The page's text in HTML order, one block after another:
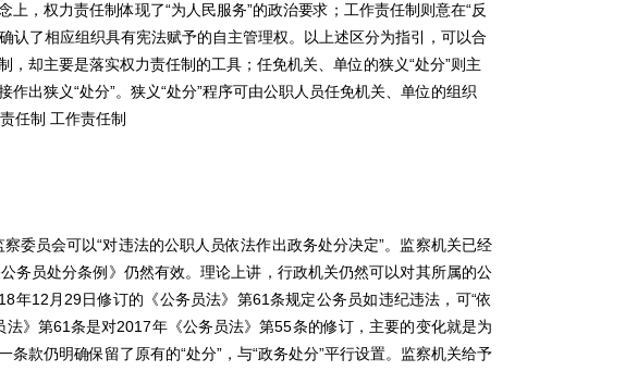
，权力责任制体现了“为人民服务”的政治要求；工作责任制则意在“反
认了相应组织具有宪法赋予的自主管理权。以上述区分为指引，可以合
却主要是落实权力责任制的工具；任免机关、单位的狭义“处分”则主
出狭义“处分”。狭义“处分”程序可由公职人员任免机关、单位的组织
任制 工作责任制
委员会可以“对违法的公职人员依法作出政务处分决定”。监察机关已经
务员处分条例》仍然有效。理论上讲，行政机关仍然可以对其所属的公
年12月29日修订的《公务员法》第61条规定公务员如违纪违法，可“依
》第61条是对2017年《公务员法》第55条的修订，主要的变化就是为
款仍明确保留了原有的“处分”，与“政务处分”平行设置。监察机关给予